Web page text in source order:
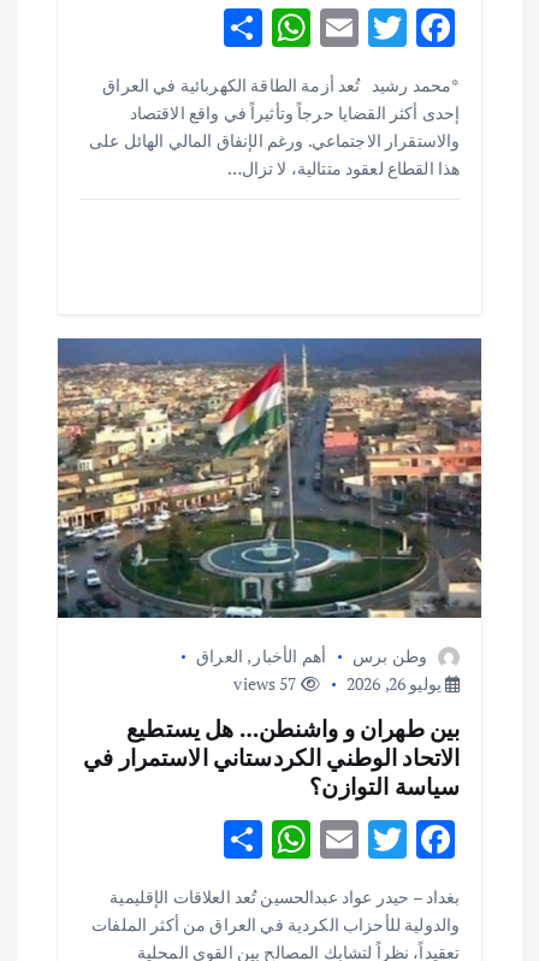
F
e
b
o
T
w
it
te
r
E
m
ai
l
W
h
at
s
A
S
h
ar
e
*محمد رشيد تُعد أزمة الطاقة الكهربائية في العراق
إحدى أكثر القضايا حرجاً وتأثيراً في واقع الاقتصاد
والاستقرار الاجتماعي. ورغم الإنفاق المالي الهائل على
هذا القطاع لعقود متتالية، لا تزال…
وطن برس أهم الأخبار , العراق
يوليو 26, 2026
بين طهران و واشنطن… هل يستطيع
الاتحاد الوطني الكردستاني الاستمرار في
سياسة التوازن؟
F
e
T
w
it
E
m
ai
W
h
at
S
h
ar
بغداد – حيدر عواد عبدالحسين تُعد العلاقات الإقليمية
والدولية للأحزاب الكردية في العراق من أكثر الملفات
تعقيداً، نظراً لتشابك المصالح بين القوى المحلية
اختتام ورشة السينوغرافيا في مدينة كلباء الاماراتية
أغسطس 3, 2026